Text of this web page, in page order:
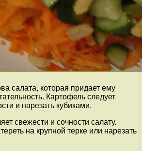
салата, которая придает ему
Картофель следует
и нарезать кубиками.
свежести и сочности салату.
на крупной терке или нарезать